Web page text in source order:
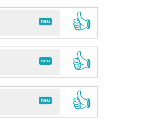
neu
👍
neu
👍
neu
👍